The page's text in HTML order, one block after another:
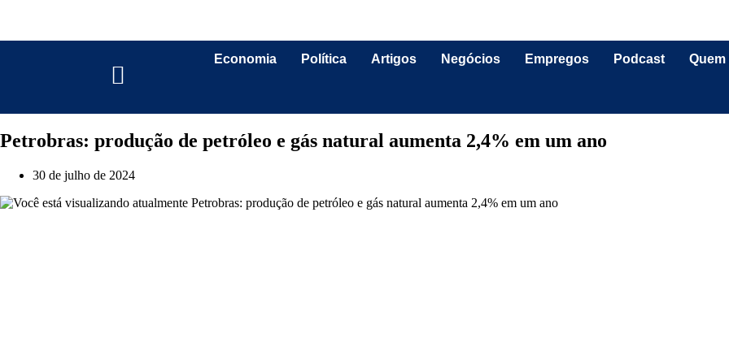
Economia Política Artigos Negócios Empregos Podcast
Petrobras: produção de petróleo e gás natural aumenta 2,4% em um ano
30 de julho de 2024